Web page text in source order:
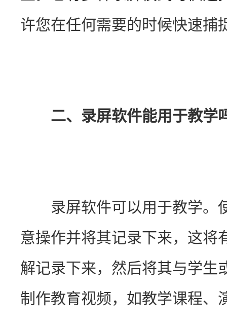
许您在任何需要的时候快速捕
二、录屏软件能用于教学
录屏软件可以用于教学。
意操作并将其记录下来，这将
解记录下来，然后将其与学生
制作教育视频，如教学课程、